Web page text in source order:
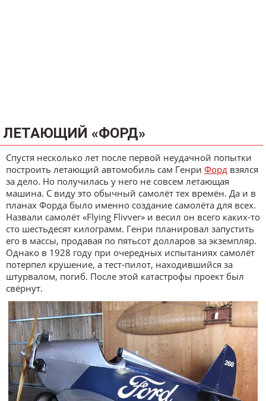
ЛЕТАЮЩИЙ «ФОРД»
Спустя несколько лет после первой неудачной попытки
построить летающий автомобиль сам Генри Форд взялся
за дело. Но получилась у него не совсем летающая
машина. С виду это обычный самолёт тех времён. Да и в
планах Форда было именно создание самолёта для всех.
Назвали самолёт «Flying Flivver» и весил он всего каких-то
сто шестьдесят килограмм. Генри планировал запустить
его в массы, продавая по пятьсот долларов за экземпляр.
Однако в 1928 году при очередных испытаниях самолёт
потерпел крушение, а тест-пилот, находившийся за
штурвалом, погиб. После этой катастрофы проект был
свёрнут.